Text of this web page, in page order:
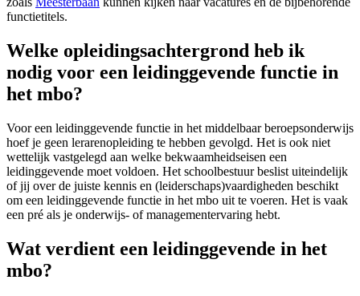
functietitels.
Welke opleidingsachtergrond heb ik
nodig voor een leidinggevende functie in
het mbo?
Voor een leidinggevende functie in het middelbaar beroepsonderwijs
hoef je geen lerarenopleiding te hebben gevolgd. Het is ook niet
wettelijk vastgelegd aan welke bekwaamheidseisen een
leidinggevende moet voldoen. Het schoolbestuur beslist uiteindelijk
of jij over de juiste kennis en (leiderschaps)vaardigheden beschikt
om een leidinggevende functie in het mbo uit te voeren. Het is vaak
een pré als je onderwijs- of managementervaring hebt.
Wat verdient een leidinggevende in het
mbo?